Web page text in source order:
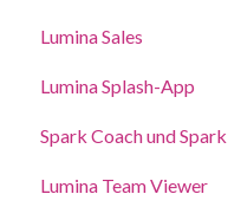
Applicant Tracker
Lumina Select
Lumina Sales
Lumina Splash-App
Für Teilnehmer
für Practitioners
Spark Coach und
Anleitungen und
Lumina Team Viewer